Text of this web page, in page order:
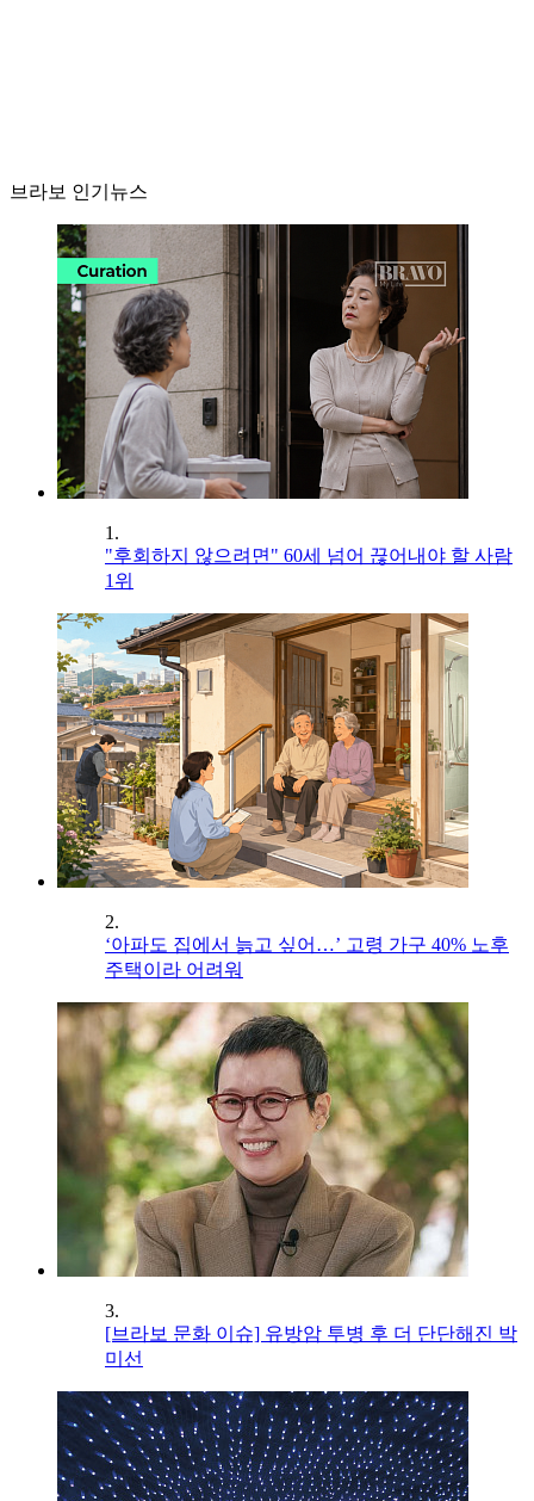
브라보 인기뉴스
1.
"후회하지 않으려면" 60세 넘어 끊어내야 할 사람
1위
2.
‘아파도 집에서 늙고 싶어…’ 고령 가구 40% 노후
주택이라 어려워
3.
[브라보 문화 이슈] 유방암 투병 후 더 단단해진 박
미선